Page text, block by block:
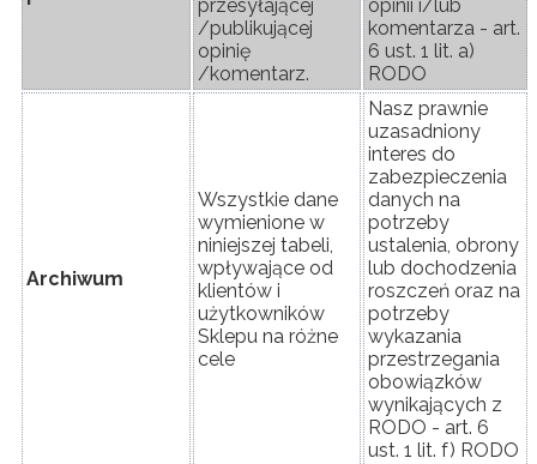
przesyłającej
/publikującej
opinię
/komentarz.
opinii i/lub
komentarza - art.
6 ust. 1 lit. a)
RODO
Archiwum
Wszystkie dane
wymienione w
niniejszej tabeli,
wpływające od
klientów i
użytkowników
Sklepu na różne
cele
Nasz prawnie
uzasadniony
interes do
zabezpieczenia
danych na
potrzeby
ustalenia, obrony
lub dochodzenia
roszczeń oraz na
potrzeby
wykazania
przestrzegania
obowiązków
wynikających z
RODO - art. 6
ust. 1 lit. f) RODO